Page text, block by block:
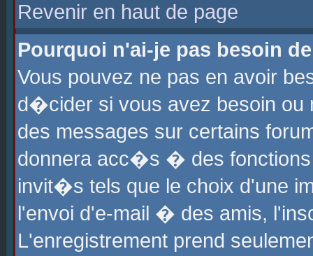
Revenir en haut de page
Pourquoi n'ai-je pas besoin
Vous pouvez ne pas en avoir
d�cider si vous avez besoin ou
des messages sur certains
donnera acc�s � des fonctions
invit�s tels que le choix d'une
l'envoi d'e-mail � des amis,
L'enregistrement prend